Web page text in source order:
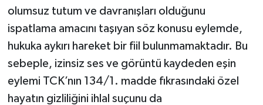
olumsuz tutum ve davranışları olduğunu
ispatlama amacını taşıyan söz konusu eylemde,
hukuka aykırı hareket bir fiil bulunmamaktadır. Bu
sebeple, izinsiz ses ve görüntü kaydeden eşin
eylemi TCK’nın 134/1. madde fıkrasındaki özel
hayatın gizliliğini ihlal suçunu da